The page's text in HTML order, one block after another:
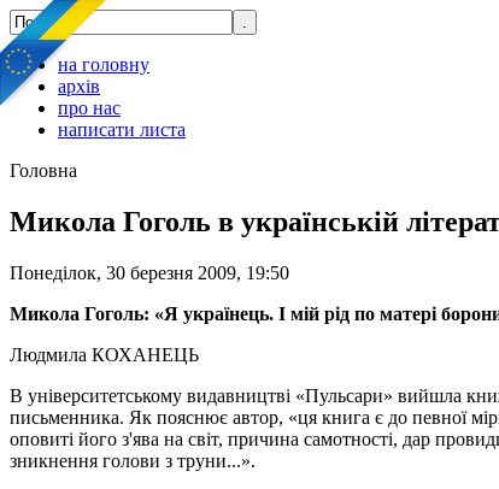
на головну
архів
про нас
написати листа
Головна
Микола Гоголь в українській
Понеділок, 30 березня 2009, 19:50
Микола Гоголь: «Я українець. І мій рід по матері
Людмила КОХАНЕЦЬ
В університетському видавництві «Пульсари» вийшла
письменника. Як пояснює автор, «ця книга є до певної
оповиті його з'ява на світ, причина самотності, дар
зникнення голови з труни...».